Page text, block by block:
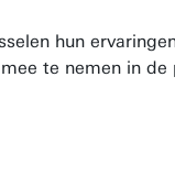
hun
te nemen in